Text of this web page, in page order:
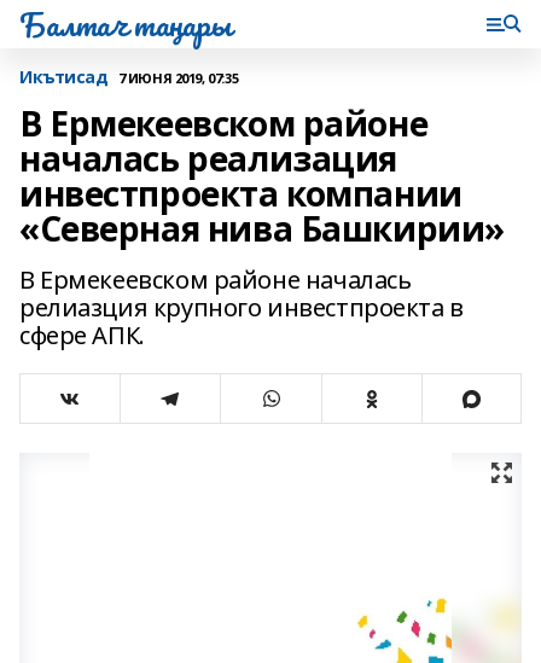
Балтач таңнары
Икътисад 7 ИЮНЯ 2019, 07:35
В Ермекеевском районе
началась реализация
инвестпроекта компании
«Северная нива Башкирии»
В Ермекеевском районе началась
релиазция крупного инвестпроекта в
сфере АПК.